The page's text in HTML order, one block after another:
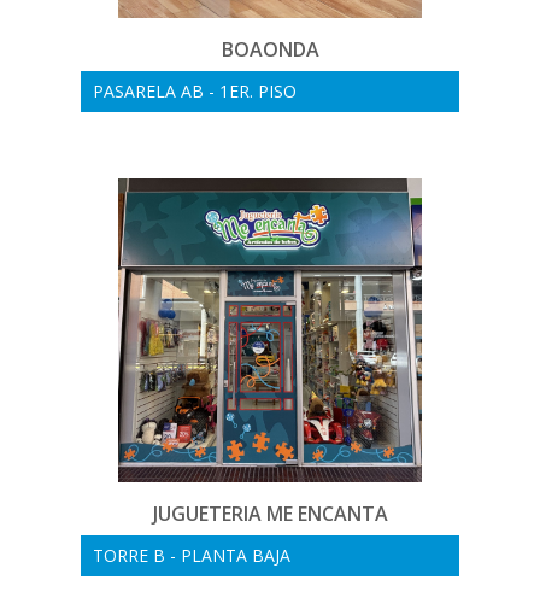
BOAONDA
PASARELA AB - 1ER. PISO
JUGUETERIA ME ENCANTA
TORRE B - PLANTA BAJA